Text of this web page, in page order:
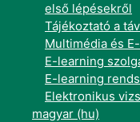
első lépésekről
Tájékoztató a
Multimédia és
E-learning
E-learning
Elektronikus
magyar ‎(hu)‎